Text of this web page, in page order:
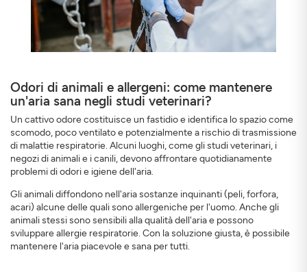
Odori di animali e allergeni: come mantenere
un'aria sana negli studi veterinari?
Un cattivo odore costituisce un fastidio e identifica lo spazio come
scomodo, poco ventilato e potenzialmente a rischio di trasmissione
di malattie respiratorie. Alcuni luoghi, come gli studi veterinari, i
negozi di animali e i canili, devono affrontare quotidianamente
problemi di odori e igiene dell'aria.
Gli animali diffondono nell'aria sostanze inquinanti (peli, forfora,
acari) alcune delle quali sono allergeniche per l'uomo. Anche gli
animali stessi sono sensibili alla qualità dell'aria e possono
sviluppare allergie respiratorie. Con la soluzione giusta, è possibile
mantenere l'aria piacevole e sana per tutti.